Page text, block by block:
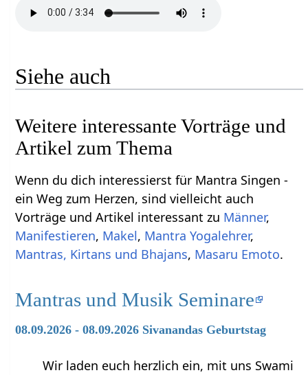
Siehe auch
Weitere interessante Vorträge und
Artikel zum Thema
Wenn du dich interessierst für Mantra Singen -
ein Weg zum Herzen, sind vielleicht auch
Vorträge und Artikel interessant zu Männer,
Manifestieren, Makel, Mantra Yogalehrer,
Mantras, Kirtans und Bhajans, Masaru Emoto.
Mantras und Musik Seminare
08.09.2026 - 08.09.2026 Sivanandas Geburtstag
Wir laden euch herzlich ein, mit uns Swami